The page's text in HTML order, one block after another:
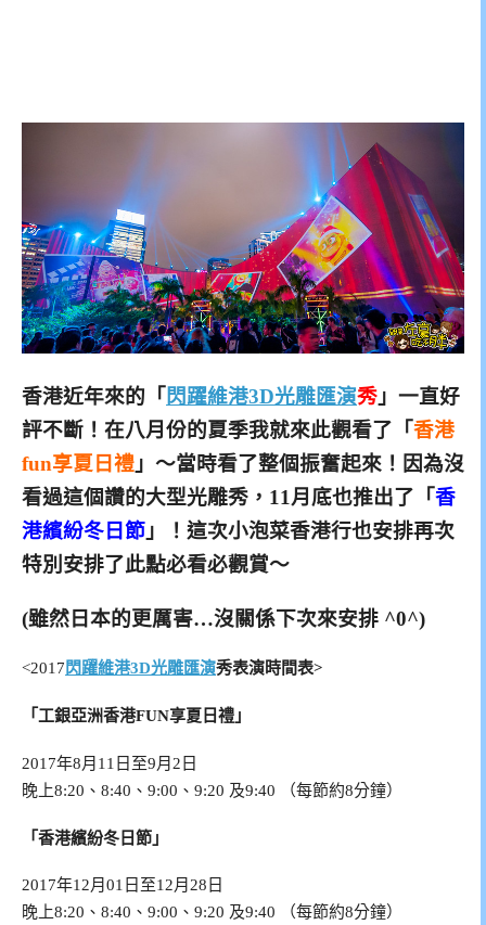
香港近年來的「閃躍維港3D光雕匯演秀 」一直好
評不斷！ 在八月份的夏季我就來此觀看了「香港
fun享夏日禮 」～當時看了整個振奮起來！因為沒
看過這個讚的大型光雕秀， 11月底也推出了 「香
港繽紛冬日節 」！這次小泡菜香港行也安排再次
特別安排了此點必看必觀賞～
(雖然日本的更厲害…沒關係下次來安排 ^0^)
<2017 閃躍維港3D光雕匯演秀表演時間表>
「工銀亞洲香港FUN享夏日禮」
2017年8月11日至9月2日
晚上8:20、8:40、9:00、9:20 及9:40 （每節約8分鐘）
「香港繽紛冬日節」
2017年12月01日至12月28日
晚上8:20、8:40、9:00、9:20 及9:40 （每節約8分鐘）